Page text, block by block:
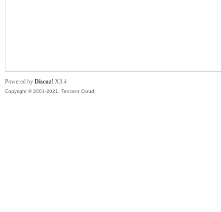
Powered by Discuz! X3.4
Copyright © 2001-2021, Tencent Cloud.